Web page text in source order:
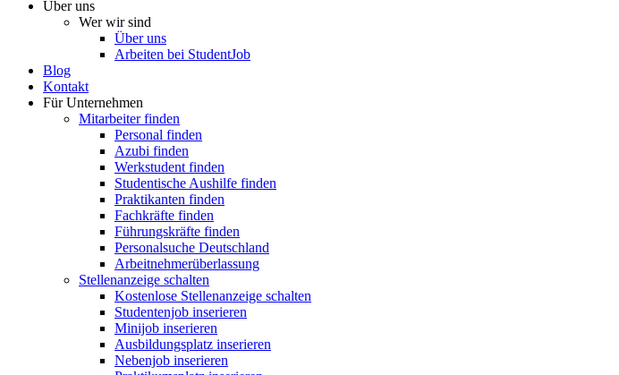
Über uns
Wer wir sind
Über uns
Arbeiten bei StudentJob
Blog
Kontakt
Für Unternehmen
Mitarbeiter finden
Personal finden
Azubi finden
Werkstudent finden
Studentische Aushilfe finden
Praktikanten finden
Fachkräfte finden
Führungskräfte finden
Personalsuche Deutschland
Arbeitnehmerüberlassung
Stellenanzeige schalten
Kostenlose Stellenanzeige schalten
Studentenjob inserieren
Minijob inserieren
Ausbildungsplatz inserieren
Nebenjob inserieren